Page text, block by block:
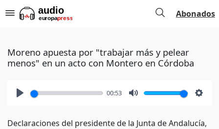
Abonados
Moreno apuesta por "trabajar más y pelear
menos" en un acto con Montero en Córdoba
00:53
Declaraciones del presidente de la Junta de Andalucía,